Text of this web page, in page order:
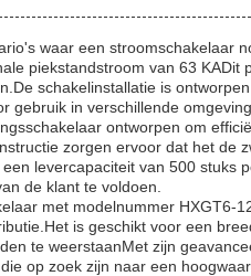
waar een stroomschakelaar
piekstandstroom van 63 KADit
schakelinstallatie is
gebruik in verschillende
ontworpen om
zorgen ervoor dat het de
levercapaciteit van 500 stuks
de klant te voldoen.
met modelnummer HXGT6-
is geschikt voor een
te weerstaanMet zijn
op zoek zijn naar een